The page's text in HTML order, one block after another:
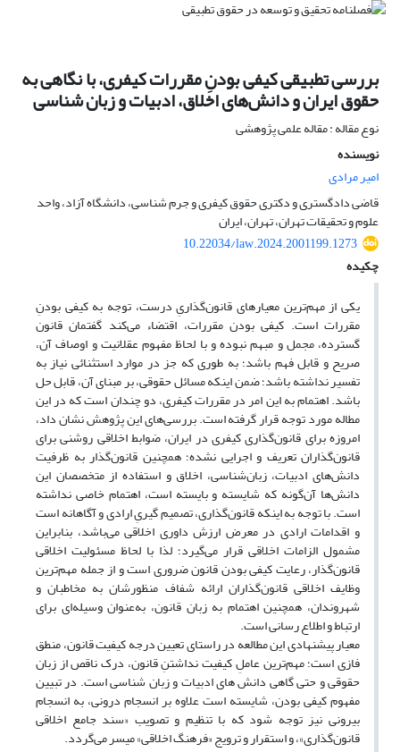
بررسی تطبیقی کیفی بودنِ مقررات کیفری، با نگاهی به
حقوق ایران و دانش‌های اخلاق، ادبیات و زبان شناسی
نوع مقاله : مقاله علمی پژوهشی
نویسنده
امیر مرادی
قاضی دادگستری و دکتری حقوق کیفری و جرم شناسی، دانشگاه آزاد، واحد
علوم و تحقیقات تهران، تهران، ایران
10.22034/law.2024.2001199.1273
چکیده
یکی از مهم‌ترین معیارهای قانون‌گذاریِ درست، توجه به کیفی بودنِ
مقررات است. کیفی بودن مقررات، اقتضاء می‌کند گفتمان قانون
گسترده، مجمل و مبهم نبوده و با لحاظ مفهوم عقلانیت و اوصاف آن،
صریح و قابل فهم باشد؛ به ‌طوری که جز در موارد استثنائی نیاز به
تفسیر نداشته باشد؛ ضمن اینکه مسائل حقوقی، بر مبنای آن، قابل حل
باشد. اهتمام به این امر در مقررات کیفری، دو چندان است که در این
مطاله مورد توجه قرار گرفته است. بررسی‌های این پژوهش نشان داد،
امروزه برای قانون‌گذاری کیفری در ایران، ضوابط اخلاقی روشنی برای
قانون‌گذاران تعریف و اجرایی نشده؛ همچنین قانون‌گذار به ظرفیت
دانش‌های ادبیات، زبان‌شناسی، اخلاق و استفاده از متخصصان این
دانش‌ها آن‌گونه که شایسته و بایسته است، اهتمام خاصی نداشته
است. با توجه به اینکه قانون‌گذاری، تصمیم گیریِ ارادی و آگاهانه است
و اقدامات ارادی در معرض ارزش داوری اخلاقی می‌باشد، بنابراین
مشمول الزامات اخلاقی قرار می‌گیرد؛ لذا با لحاظ مسئولیت اخلاقی
قانون‌گذار، رعایت کیفی بودن قانون ضروری است و از جمله مهم‌ترین
وظایف اخلاقی قانون‌گذاران ارائه شفاف منظورشان به مخاطبان و
شهروندان، همچنین اهتمام به زبان قانون، به‌عنوان وسیله‌ای برای
ارتباط و اطلاع رسانی است.
معیار پیشنهادی این مطالعه در راستای تعیین درجه کیفیت قانون، منطق
فازی است؛ مهم‌ترین عاملِ کیفیت نداشتنِ قانون، درک ناقص از زبان
حقوقی و حتی گاهی دانش های ادبیات و زبان شناسی است. در تبیین
مفهوم کیفی بودن، شایسته است علاوه بر انسجام درونی، به انسجام
بیرونی نیز توجه شود که با تنظیم و تصویب «سند جامع اخلاقی
قانون‌گذاری»، و استقرار و ترویج «فرهنگ اخلاقی» میسر می‌گردد.